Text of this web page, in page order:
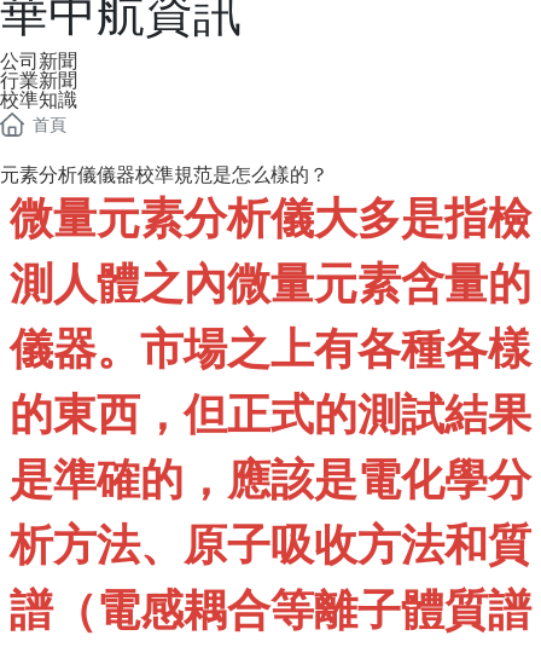
華中航資訊
公司新聞
行業新聞
校準知識
首頁
元素分析儀儀器校準規范是怎么樣的？
微量元素分析儀大多是指檢
測人體之內微量元素含量的
儀器。市場之上有各種各樣
的東西，但正式的測試結果
是準確的，應該是電化學分
析方法、原子吸收方法和質
譜（電感耦合等離子體質譜